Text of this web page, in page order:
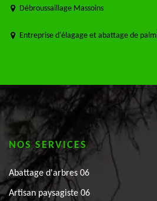
Débroussaillage Massoins
Entreprise d'élagage et abattage de
NOS SERVICES
Abattage d'arbres 06
Artisan paysagiste 06